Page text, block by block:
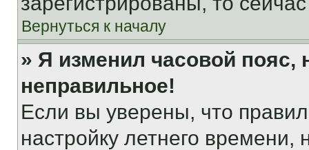
Вернуться к началу
» Я изменил часовой пояс,
неправильное!
Если вы уверены, что
настройку летнего